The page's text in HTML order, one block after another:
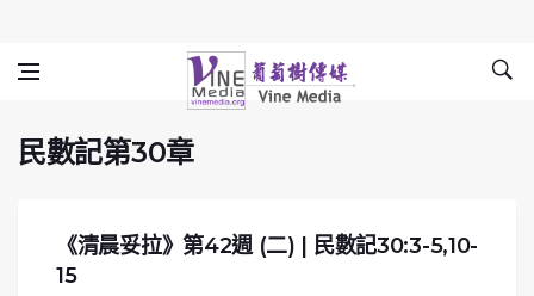
民數記第30章
Vine Media
葡萄樹傳媒
民數記第30章
《清晨妥拉》第42週 (二) | 民數記30:3-5,10-
15